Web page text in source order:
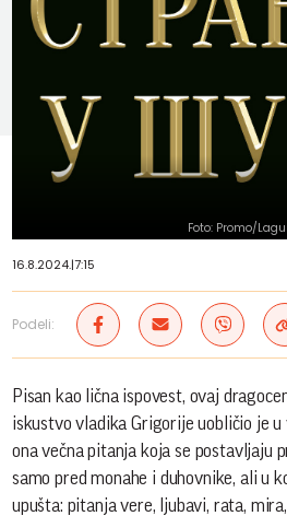
Foto: Promo/
16.8.2024.|7:15
Podeli:
Pisan kao lična ispovest, ovaj
iskustvo vladika Grigorije uobličio je
ona večna pitanja koja se postavljaju
samo pred monahe i duhovnike, ali u
upušta: pitanja vere, ljubavi, rata,